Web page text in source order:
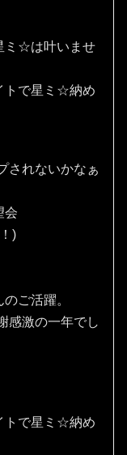
ミ☆は叶いませ
トで星ミ☆納め
されないかなぁ
会
)
ご活躍。
感激の一年でし
トで星ミ☆納め